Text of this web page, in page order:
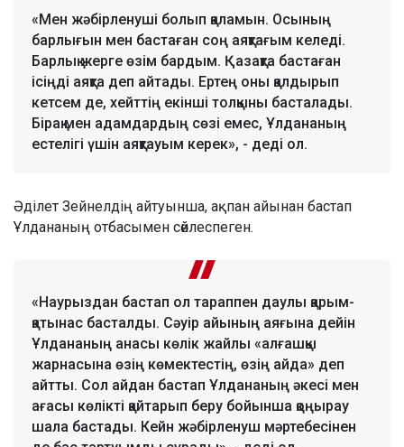
«Мен жәбірленуші болып қаламын. Осының
барлығын мен бастаған соң аяқтағым келеді.
Барлық жерге өзім бардым. Қазақта бастаған
ісіңді аяқта деп айтады. Ертең оны қалдырып
кетсем де, хейттің екінші толқыны басталады.
Бірақ мен адамдардың сөзі емес, Ұлдананың
естелігі үшін аяқтауым керек», - деді ол.
Әділет Зейнелдің айтуынша, ақпан айынан бастап
Ұлдананың отбасымен сөйлеспеген.
«Наурыздан бастап ол тараппен даулы қарым-
қатынас басталды. Сәуір айының аяғына дейін
Ұлдананың анасы көлік жайлы «алғашқы
жарнасына өзің көмектестің, өзің айда» деп
айтты. Сол айдан бастап Ұлдананың әкесі мен
ағасы көлікті қайтарып беру бойынша қоңырау
шала бастады. Кейн жәбірленуш мәртебесінен